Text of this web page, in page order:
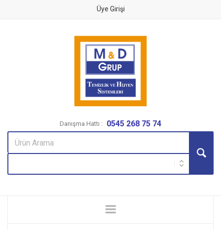
Üye Girişi
Danışma Hattı : 0545 268 75 74